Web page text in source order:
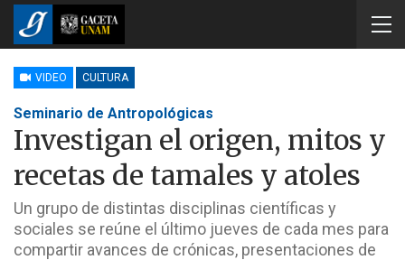
VIDEO CULTURA
Seminario de Antropológicas
Investigan el origen, mitos y
recetas de tamales y atoles
Un grupo de distintas disciplinas científicas y
sociales se reúne el último jueves de cada mes para
compartir avances de crónicas, presentaciones de